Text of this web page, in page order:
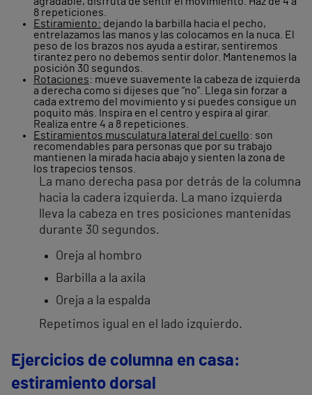
8 repeticiones.
Estiramiento: dejando la barbilla hacia el pecho,
entrelazamos las manos y las colocamos en la nuca. El
peso de los brazos nos ayuda a estirar, sentiremos
tirantez pero no debemos sentir dolor. Mantenemos la
posición 30 segundos.
Rotaciones: mueve suavemente la cabeza de izquierda
a derecha como si dijeses que “no”. Llega sin forzar a
cada extremo del movimiento y si puedes consigue un
poquito más. Inspira en el centro y espira al girar.
Realiza entre 4 a 8 repeticiones.
Estiramientos musculatura lateral del cuello: son
recomendables para personas que por su trabajo
mantienen la mirada hacia abajo y sienten la zona de
los trapecios tensos.
La mano derecha pasa por detrás de la columna
hacia la cadera izquierda. La mano izquierda
lleva la cabeza en tres posiciones mantenidas
durante 30 segundos.
Oreja al hombro
Barbilla a la axila
Oreja a la espalda
Repetimos igual en el lado izquierdo.
Ejercicios de columna en casa:
estiramiento dorsal